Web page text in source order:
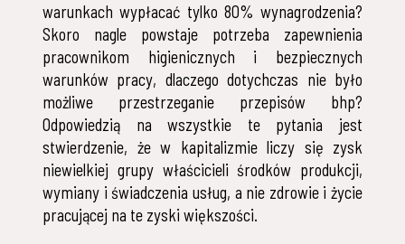
warunkach wypłacać tylko 80% wynagrodzenia?
Skoro nagle powstaje potrzeba zapewnienia
pracownikom higienicznych i bezpiecznych
warunków pracy, dlaczego dotychczas nie było
możliwe przestrzeganie przepisów bhp?
Odpowiedzią na wszystkie te pytania jest
stwierdzenie, że w kapitalizmie liczy się zysk
niewielkiej grupy właścicieli środków produkcji,
wymiany i świadczenia usług, a nie zdrowie i życie
pracującej na te zyski większości.